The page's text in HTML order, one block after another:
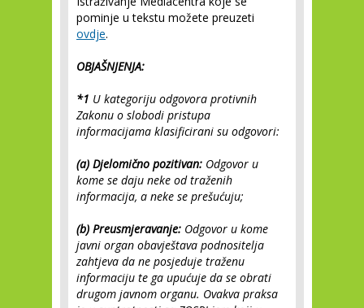
pominje u tekstu možete preuzeti
ovdje.
OBJAŠNJENJA:
*1 U kategoriju odgovora protivnih
Zakonu o slobodi pristupa
informacijama klasificirani su odgovori:
(a) Djelomično pozitivan: Odgovor u
kome se daju neke od traženih
informacija, a neke se prešućuju;
(b) Preusmjeravanje: Odgovor u kome
javni organ obavještava podnositelja
zahtjeva da ne posjeduje traženu
informaciju te ga upućuje da se obrati
drugom javnom organu. Ovakva praksa